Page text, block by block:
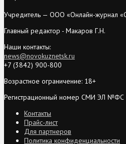
Учредитель — ООО «Онлайн-журнал
Главный редактор - Макаров Г.Н.
Наши контакты:
news@novokuznetsk.ru
+7 (3842) 900-800
Возрастное ограничение: 18+
Регистрационный номер СМИ ЭЛ №ФС
Контакты
Прайс-лист
Для партнеров
Политика конфиденциальности